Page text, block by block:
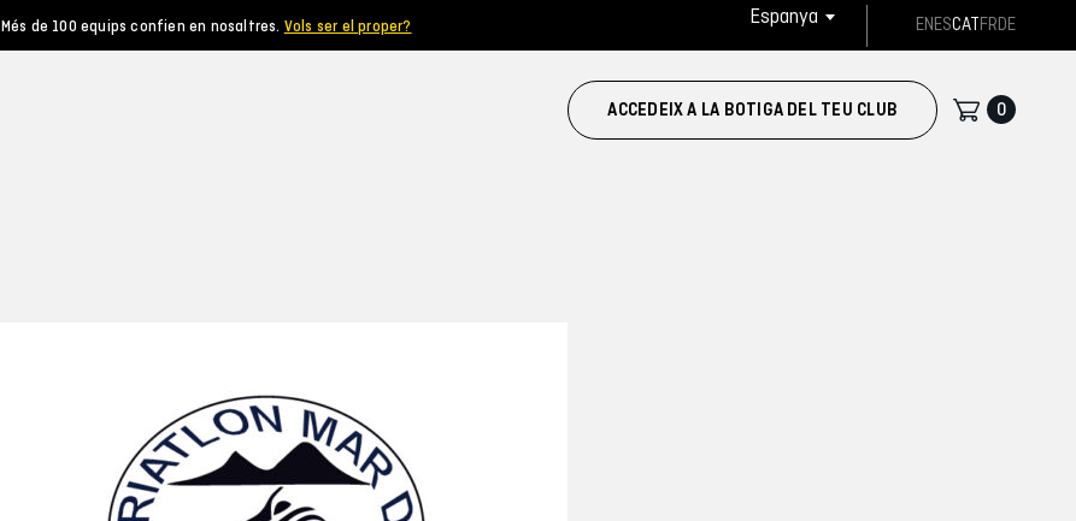
Més de 100 equips confien en nosaltres. Vols ser el proper? Espanya EN ESCATFRDE
ACCEDEIX A LA BOTIGA DEL TEU CLUB 0